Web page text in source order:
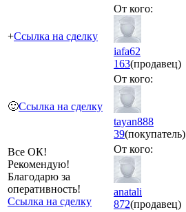
+Ссылка на сделку
От кого:
iafa62
163(продавец)
🙂Ссылка на сделку
От кого:
tayan888
39(покупатель)
Все ОК!
Рекомендую!
Благодарю за
оперативность!
Ссылка на сделку
От кого:
anatali
872(продавец)